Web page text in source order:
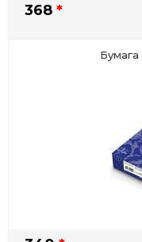
368 *
Бумага